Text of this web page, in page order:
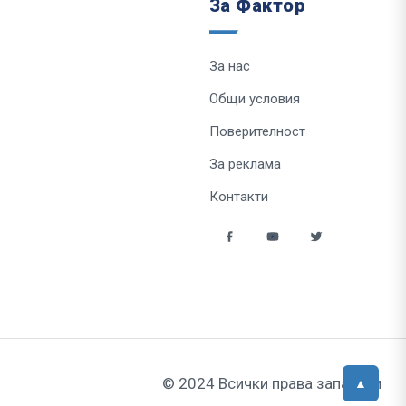
За Фактор
За нас
Общи условия
Поверителност
За реклама
Контакти
© 2024 Всички права запазени